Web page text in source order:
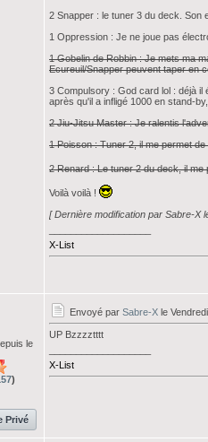
2 Snapper : le tuner 3 du deck. Son
1 Oppression : Je ne joue pas
1 Gobelin de Robbin : Je mets ma
Ecureuil/Snapper peuvent taper en
3 Compulsory : God card lol : déjà il
après qu'il a infligé 1000 en stand-
2 Jiu-Jitsu Master : Je ralentis
1 Poisson : Tuner 2, il me permet
2 Renard : Le tuner 2 du deck, il
Voilà voilà !
[ Dernière modification par Sabre-X
X-List
le
)
Privé
Envoyé par Sabre-X le
UP Bzzzztttt
X-List